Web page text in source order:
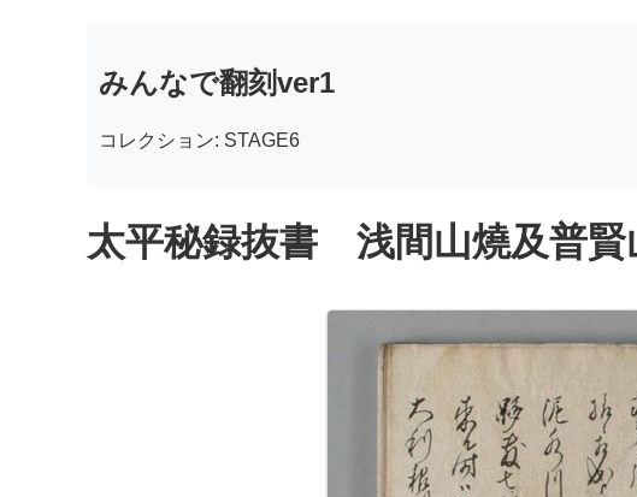
みんなで翻刻ver1
コレクション: STAGE6
太平秘録抜書 浅間山燒及普賢